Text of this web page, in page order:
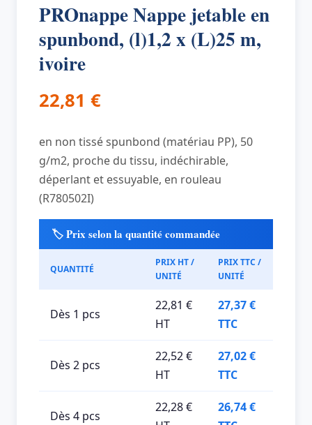
PROnappe Nappe jetable en
spunbond, (l)1,2 x (L)25 m,
ivoire
22,81 €
en non tissé spunbond (matériau PP), 50
g/m2, proche du tissu, indéchirable,
déperlant et essuyable, en rouleau
(R780502I)
🏷️ Prix selon la quantité commandée
QUANTITÉ
PRIX HT /
UNITÉ
PRIX TTC /
UNITÉ
Dès 1 pcs
22,81 €
HT
27,37 €
TTC
Dès 2 pcs
22,52 €
HT
27,02 €
TTC
Dès 4 pcs
22,28 €
26,74 €